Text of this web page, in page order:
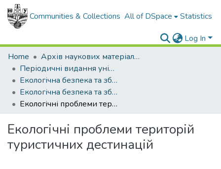
Communities & Collections All of DSpace Statistics
Log In
Home
Архів наукових матеріалів
Періодичні видання університету
Екологічна безпека та збалансоване ресурсокористування
Екологічна безпека та збалансоване ресурсокористування - 2013. - №1 (7)
Екологічні проблеми територій туристичних дестинацій
Екологічні проблеми територій
туристичних дестинацій